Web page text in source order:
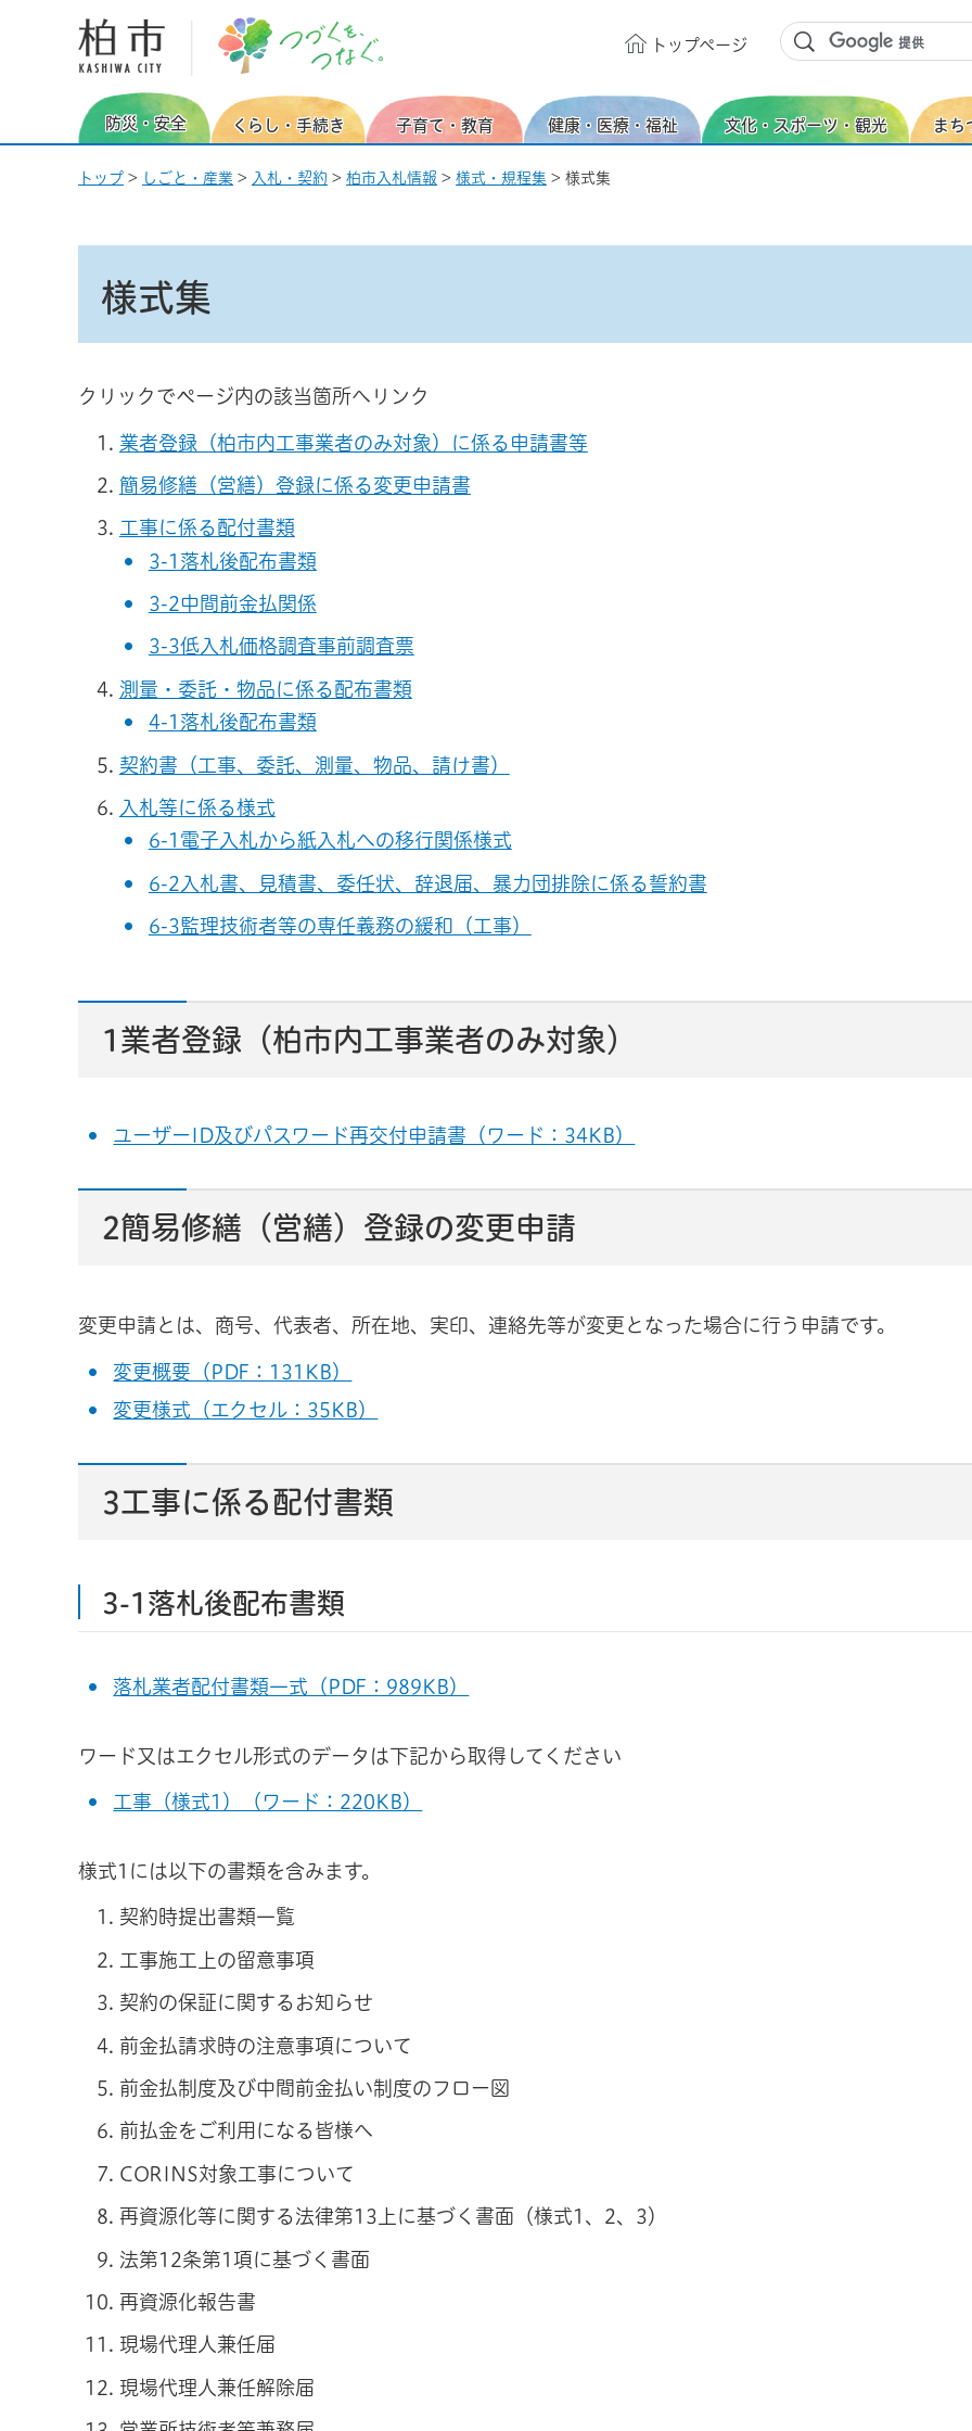
柏市 つづくを、つなぐ。
トップページ
防災・安全 くらし・手続き 子育て・教育 健康・医療・福祉 文化・スポーツ・観光 まち
トップ > しごと・産業 > 入札・契約 > 柏市入札情報 > 様式・規程集 > 様式集
様式集
クリックでページ内の該当箇所へリンク
業者登録（柏市内工事業者のみ対象）に係る申請書等
簡易修繕（営繕）登録に係る変更申請書
工事に係る配付書類
3-1落札後配布書類
3-2中間前金払関係
3-3低入札価格調査事前調査票
測量・委託・物品に係る配布書類
4-1落札後配布書類
契約書（工事、委託、測量、物品、請け書）
入札等に係る様式
6-1電子入札から紙入札への移行関係様式
6-2入札書、見積書、委任状、辞退届、暴力団排除に係る誓約書
6-3監理技術者等の専任義務の緩和（工事）
1業者登録（柏市内工事業者のみ対象）
ユーザーID及びパスワード再交付申請書（ワード：34KB）
2簡易修繕（営繕）登録の変更申請
変更申請とは、商号、代表者、所在地、実印、連絡先等が変更となった場合に行う申請です。
変更概要（PDF：131KB）
変更様式（エクセル：35KB）
3工事に係る配付書類
3-1落札後配布書類
落札業者配付書類一式（PDF：989KB）
ワード又はエクセル形式のデータは下記から取得してください
工事（様式1）（ワード：220KB）
様式1には以下の書類を含みます。
契約時提出書類一覧
工事施工上の留意事項
契約の保証に関するお知らせ
前金払請求時の注意事項について
前金払制度及び中間前金払い制度のフロー図
前払金をご利用になる皆様へ
CORINS対象工事について
再資源化等に関する法律第13上に基づく書面（様式1、2、3）
法第12条第1項に基づく書面
再資源化報告書
現場代理人兼任届
現場代理人兼任解除届